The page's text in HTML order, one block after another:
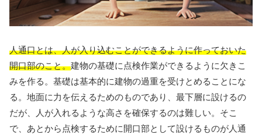
人通口とは、人が入り込むことができるように作っておいた
開口部のこと。建物の基礎に点検作業ができるように欠きこ
みを作る。基礎は基本的に建物の過重を受けとめることにな
る。地面に力を伝えるためのものであり、最下層に設けるの
だが、人が入れるような高さを確保するのは難しい。そこ
で、あとから点検するために開口部として設けるものが人通